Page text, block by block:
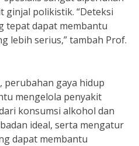
ginjal polikistik. “Deteksi
tepat dapat membantu
lebih serius,” tambah Prof.
perubahan gaya hidup
mengelola penyakit
konsumsi alkohol dan
ideal, serta mengatur
dapat membantu